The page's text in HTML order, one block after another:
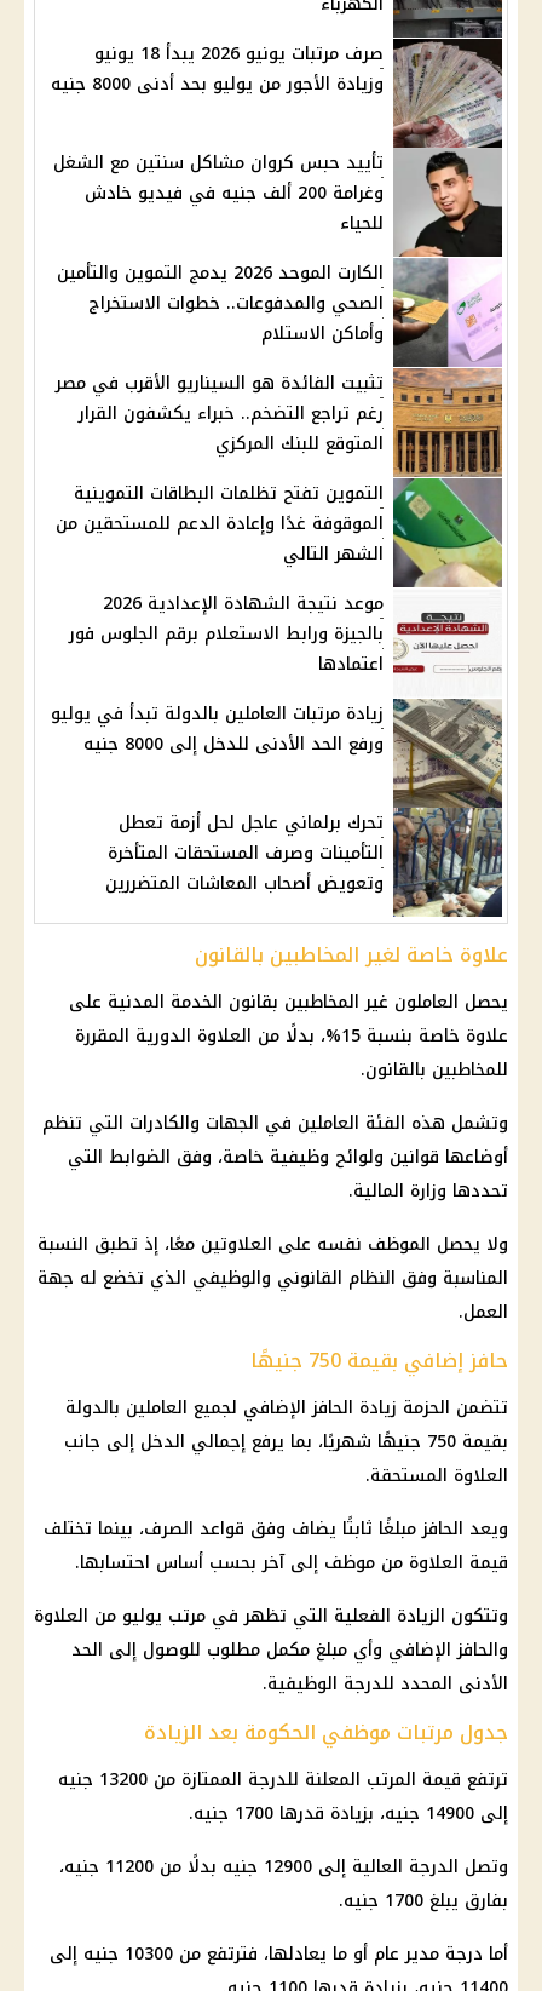
صرف مرتبات يونيو 2026 يبدأ 18 يونيو
وزيادة الأجور من يوليو بحد أدنى 8000 جنيه
تأييد حبس كروان مشاكل سنتين مع الشغل
وغرامة 200 ألف جنيه في فيديو خادش
للحياء
الكارت الموحد 2026 يدمج التموين والتأمين
الصحي والمدفوعات.. خطوات الاستخراج
وأماكن الاستلام
تثبيت الفائدة هو السيناريو الأقرب في مصر
رغم تراجع التضخم.. خبراء يكشفون القرار
المتوقع للبنك المركزي
التموين تفتح تظلمات البطاقات التموينية
الموقوفة غدًا وإعادة الدعم للمستحقين من
الشهر التالي
موعد نتيجة الشهادة الإعدادية 2026
بالجيزة ورابط الاستعلام برقم الجلوس فور
اعتمادها
زيادة مرتبات العاملين بالدولة تبدأ في يوليو
ورفع الحد الأدنى للدخل إلى 8000 جنيه
تحرك برلماني عاجل لحل أزمة تعطل
التأمينات وصرف المستحقات المتأخرة
وتعويض أصحاب المعاشات المتضررين
علاوة خاصة لغير المخاطبين بالقانون
يحصل العاملون غير المخاطبين بقانون الخدمة المدنية على
علاوة خاصة بنسبة 15%، بدلًا من
العلاوة الدورية المقررة
للمخاطبين بالقانون.
وتشمل هذه الفئة العاملين في الجهات والكادرات التي تنظم
أوضاعها قوانين ولوائح وظيفية خاصة، وفق الضوابط التي
تحددها وزارة المالية.
ولا يحصل الموظف نفسه على العلاوتين معًا، إذ تطبق النسبة
المناسبة وفق النظام القانوني والوظيفي الذي تخضع له جهة
العمل.
حافز إضافي بقيمة 750 جنيهًا
تتضمن الحزمة زيادة الحافز الإضافي لجميع العاملين بالدولة
بقيمة 750 جنيهًا شهريًا، بما يرفع إجمالي الدخل إلى جانب
العلاوة المستحقة.
ويعد الحافز مبلغًا ثابتًا يضاف وفق قواعد الصرف، بينما تختلف
قيمة العلاوة من موظف إلى آخر بحسب أساس احتسابها.
وتتكون الزيادة الفعلية التي تظهر في مرتب يوليو من العلاوة
والحافز الإضافي وأي مبلغ مكمل مطلوب للوصول إلى الحد
الأدنى المحدد للدرجة الوظيفية.
جدول مرتبات موظفي الحكومة بعد الزيادة
ترتفع قيمة المرتب المعلنة للدرجة الممتازة من 13200 جنيه
إلى 14900 جنيه، بزيادة قدرها 1700 جنيه.
وتصل الدرجة العالية إلى 12900 جنيه بدلًا من 11200 جنيه،
بفارق يبلغ 1700 جنيه.
أما درجة مدير عام أو ما يعادلها، فترتفع من 10300 جنيه إلى